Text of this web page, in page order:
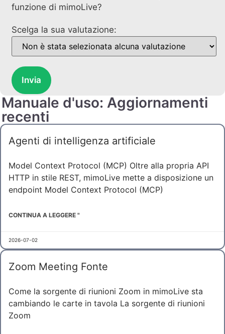
funzione di mimoLive?
Scelga la sua valutazione:
Invia
Manuale d'uso: Aggiornamenti
recenti
Agenti di intelligenza artificiale
Model Context Protocol (MCP) Oltre alla propria API
HTTP in stile REST, mimoLive mette a disposizione un
endpoint Model Context Protocol (MCP)
CONTINUA A LEGGERE "
2026-07-02
Zoom Meeting Fonte
Come la sorgente di riunioni Zoom in mimoLive sta
cambiando le carte in tavola La sorgente di riunioni
Zoom